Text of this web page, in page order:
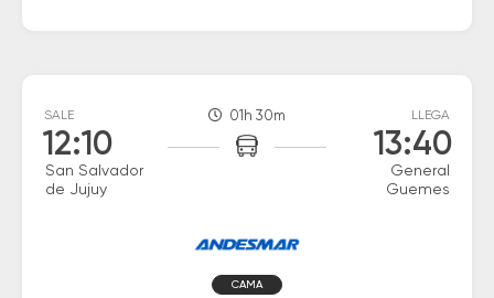
SALE
12:10
San Salvador
de Jujuy
01h 30m LLEGA
13:40
General
Guemes
CAMA